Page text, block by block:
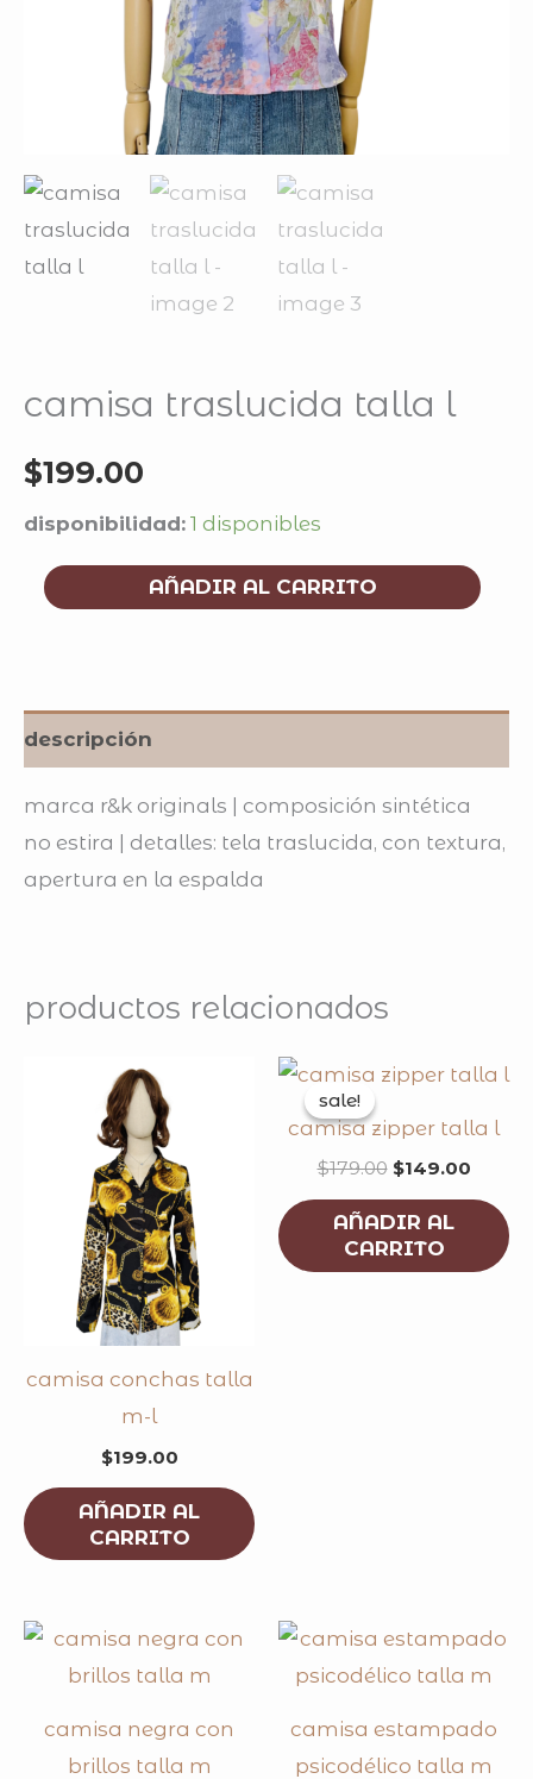
camisa traslucida talla l
$199.00
disponibilidad: 1 disponibles
AÑADIR AL CARRITO
descripción
marca r&k originals | composición sintética
no estira | detalles: tela traslucida, con textura,
apertura en la espalda
productos relacionados
camisa conchas talla
m-l
$199.00
AÑADIR AL
CARRITO
sale!
sale!
camisa zipper talla l
$179.00
original
price
$179.00.
$149.00
AÑADIR AL
CARRITO
camisa negra con
brillos talla m
camisa estampado
psicodélico talla m